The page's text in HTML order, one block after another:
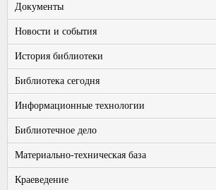
Документы
Новости и события
История библиотеки
Библиотека сегодня
Информационные технологии
Библиотечное дело
Материально-техническая база
Краеведение